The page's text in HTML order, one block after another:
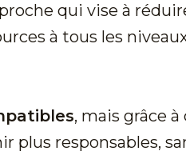
qui vise à
à tous les
, mais grâce à
plus responsables,